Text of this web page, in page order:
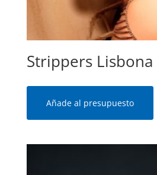
Strippers Lisbona
Añade al presupuesto